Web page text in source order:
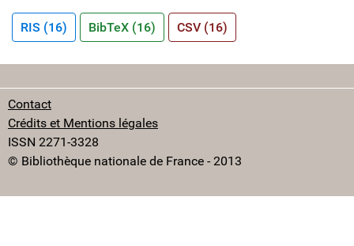
RIS (16) BibTeX (16) CSV (16)
Contact
Crédits et Mentions légales
ISSN 2271-3328
© Bibliothèque nationale de France - 2013